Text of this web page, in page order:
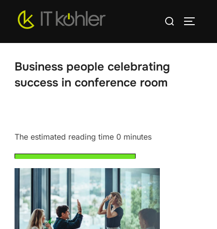
Inhalt
Suchen
Business people celebrating
success in conference room
The estimated reading time 0 minutes